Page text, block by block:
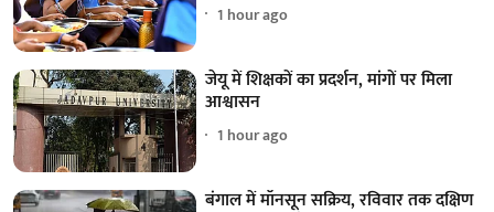
1 hour ago
जेयू में शिक्षकों का प्रदर्शन, मांगों पर मिला
आश्वासन
1 hour ago
बंगाल में मॉनसून सक्रिय, रविवार तक दक्षिण